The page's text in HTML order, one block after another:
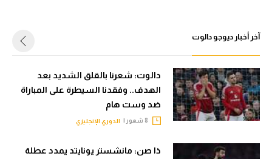
كرة يد
كرة طائرة
الوطن العربي
في المونديال
آخر أخبار ديوجو دالوت
دالوت: شعرنا بالقلق الشديد بعد
الهدف.. وفقدنا السيطرة على المباراة
ضد وست هام
الدوري الإنجليزي
ذا صن: مانشستر يونايتد يمدد عطلة